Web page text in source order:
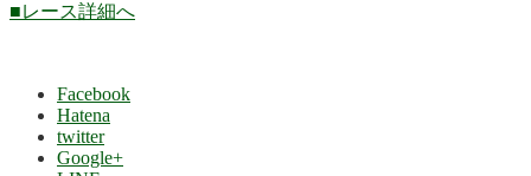
■レース詳細へ
Facebook
Hatena
twitter
Google+